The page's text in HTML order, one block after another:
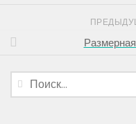
Найти: